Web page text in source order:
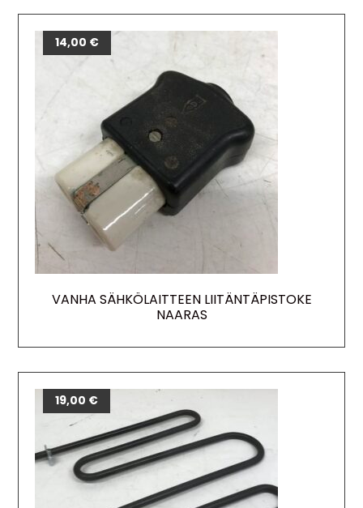
VANHA SÄHKÖLAITTEEN LIITÄNTÄPISTOKE
NAARAS
14,00 €
19,00 €